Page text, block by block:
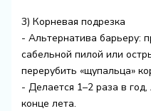
3) Корневая подрезка
- Альтернатива барьеру:
сабельной пилой или
перерубить «щупальца»
- Делается 1–2 раза в
конце лета.